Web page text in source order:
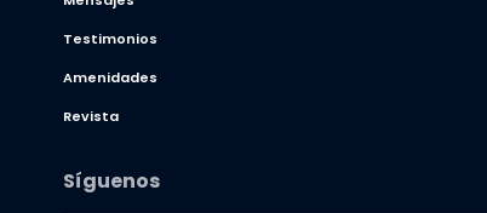
Testimonios
Amenidades
Revista
Síguenos